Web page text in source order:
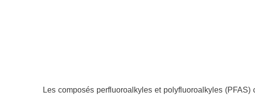
Les composés perfluoroalkyles et polyfluoroalkyles